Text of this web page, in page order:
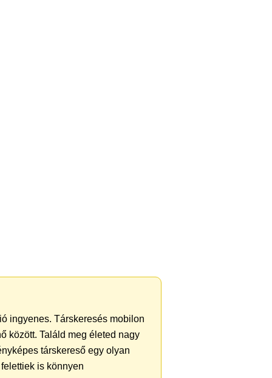
ingyenes. Társkeresés mobilon
között. Találd meg életed nagy
társkereső egy olyan
is könnyen